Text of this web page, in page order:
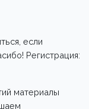
если
Регистрация:
материалы